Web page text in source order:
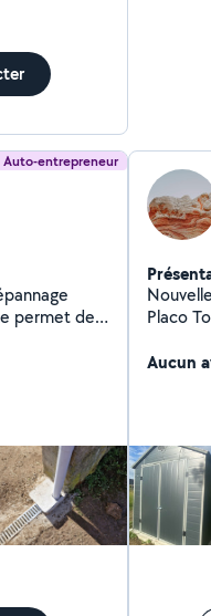
Auto-entrepreneur
permet de
Nouvelle
Placo Toiture Carrelage
Aucun